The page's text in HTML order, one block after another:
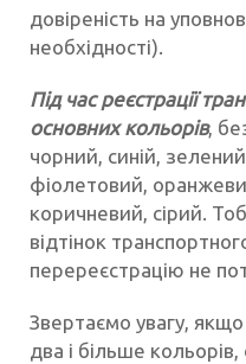
довіреність на
необхідності).
Під час реєстрації
основних кольорів,
чорний, синій,
фіолетовий,
коричневий, сірий.
відтінок
перереєстрацію не
Звертаємо увагу,
два і більше